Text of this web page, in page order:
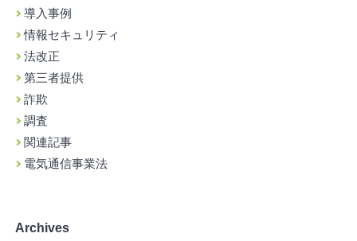
導入事例
情報セキュリティ
法改正
第三者提供
詐欺
調査
関連記事
電気通信事業法
Archives